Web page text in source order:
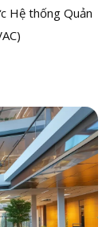
Hệ thống Quản